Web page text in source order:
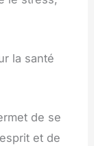
la santé
de se
et de